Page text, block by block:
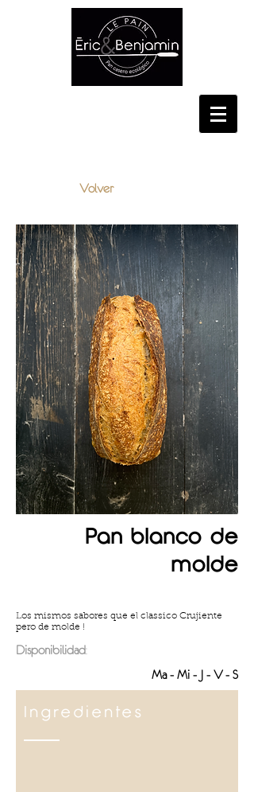
Volver
Pan blanco de
molde
Los mismos sabores que el classico Crujiente
pero de molde !
Disponibilidad:
Ma - Mi - J - V - S
Ingredientes